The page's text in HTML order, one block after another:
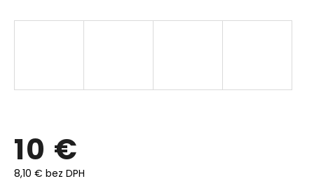
10 €
8,10 € bez DPH